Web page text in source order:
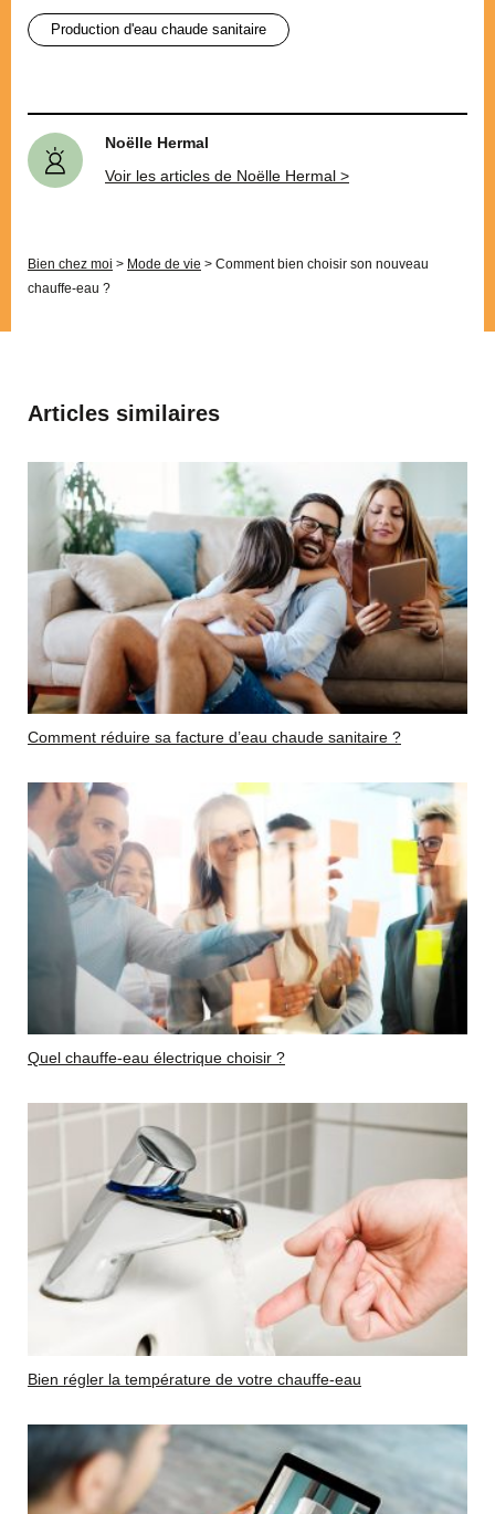
production d'eau chaude sanitaire
Noëlle Hermal
Voir les articles de Noëlle Hermal >
Bien chez moi > Mode de vie > Comment bien choisir son nouveau
chauffe-eau ?
Articles similaires
Comment réduire sa facture d’eau chaude sanitaire ?
Quel chauffe-eau électrique choisir ?
Bien régler la température de votre chauffe-eau